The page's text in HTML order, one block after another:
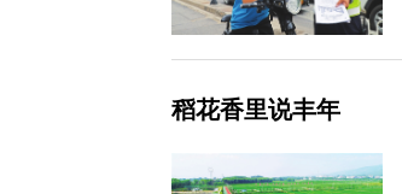
稻花香里说丰年